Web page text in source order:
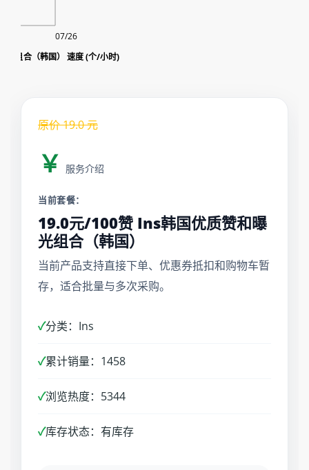
光组合（韩国） 速度 (个/小时)
07/26
原价19.0元
￥ 服务介绍
当前套餐：
19.0元/100赞 Ins韩国优质赞和曝
光组合（韩国）
当前产品支持直接下单、优惠券抵扣和购物车暂
存，适合批量与多次采购。
✓分类：Ins
✓累计销量：1458
✓浏览热度：5344
✓库存状态：有库存